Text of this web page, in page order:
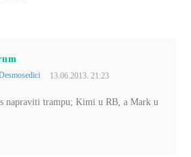
13.06.2013. 21:23
napraviti trampu; Kimi u RB, a Mark u